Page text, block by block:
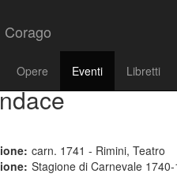
Corago
Opere Eventi Libretti
carn. 1741 - Rimini, Teatro
Stagione di Carnevale